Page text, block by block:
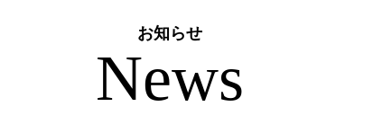
お知らせ
News